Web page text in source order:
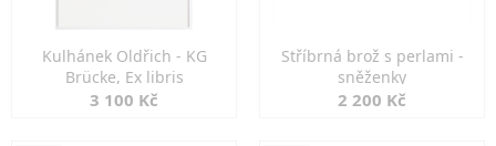
Kulhánek Oldřich - KG
Brücke, Ex libris
3 100 Kč
Stříbrná brož s perlami -
sněženky
2 200 Kč